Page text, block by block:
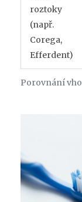
Porovnání
roztoky
(např.
Corega,
Efferdent)